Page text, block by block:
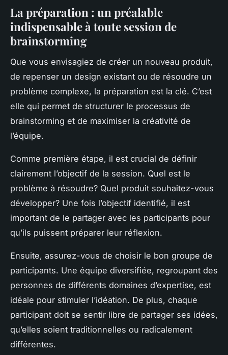
La préparation : un préalable
indispensable à toute session de
brainstorming
Que vous envisagiez de créer un nouveau produit,
de repenser un design existant ou de résoudre un
problème complexe, la préparation est la clé. C’est
elle qui permet de structurer le processus de
brainstorming et de maximiser la créativité de
l’équipe.
Comme première étape, il est crucial de définir
clairement l’objectif de la session. Quel est le
problème à résoudre? Quel produit souhaitez-vous
développer? Une fois l’objectif identifié, il est
important de le partager avec les participants pour
qu’ils puissent préparer leur réflexion.
Ensuite, assurez-vous de choisir le bon groupe de
participants. Une équipe diversifiée, regroupant des
personnes de différents domaines d’expertise, est
idéale pour stimuler l’idéation. De plus, chaque
participant doit se sentir libre de partager ses idées,
qu’elles soient traditionnelles ou radicalement
différentes.